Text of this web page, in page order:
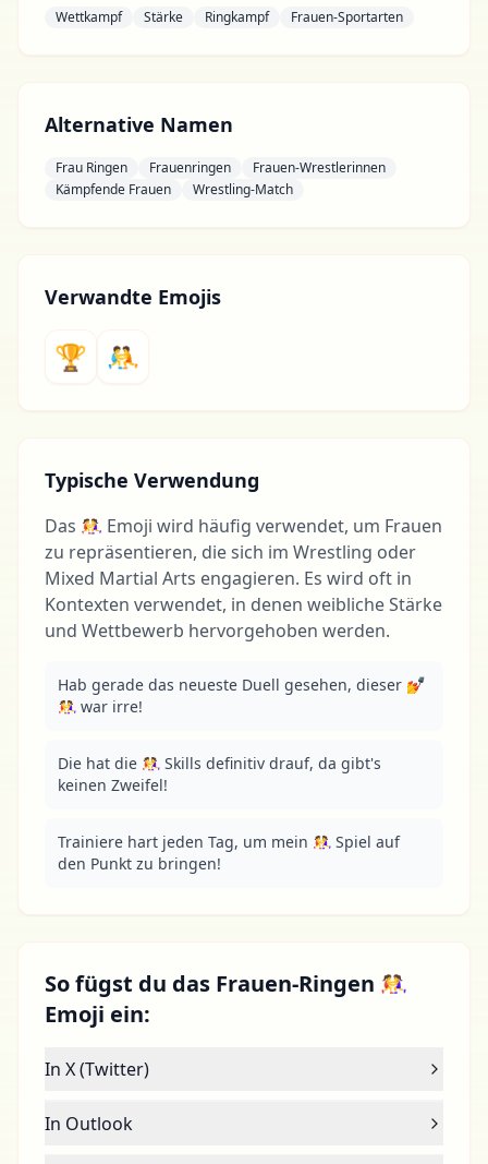
Wettkampf Stärke Ringkampf Frauen-Sportarten
Alternative Namen
Frau Ringen Frauenringen
Frauen-Wrestlerinnen
Kämpfende Frauen
Wrestling-Match
Verwandte Emojis
🏆 🤼
Typische Verwendung
Das 🤼‍♀️ Emoji wird häufig verwendet, um Frauen
zu repräsentieren, die sich im Wrestling oder
Mixed Martial Arts engagieren. Es wird oft in
Kontexten verwendet, in denen weibliche Stärke
und Wettbewerb hervorgehoben werden.
Hab gerade das neueste Duell gesehen, dieser 💅
🤼‍♀️ war irre!
Die hat die 🤼‍♀️ Skills definitiv drauf, da gibt's
keinen Zweifel!
Trainiere hart jeden Tag, um mein 🤼‍♀️ Spiel auf
den Punkt zu bringen!
So fügst du das Frauen-Ringen 🤼‍♀️
Emoji ein:
In X (Twitter)
In Outlook